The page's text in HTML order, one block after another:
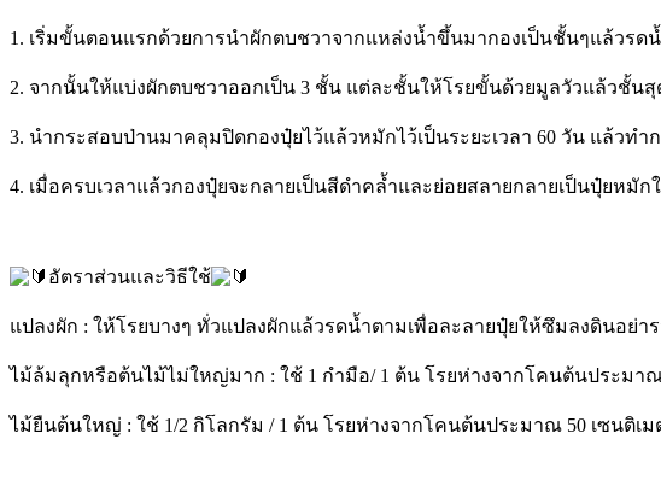
1. เริ่มขั้นตอนแรกด้วยการนำผักตบชวาจากแหล่งน้ำขึ้นมากองเป็นชั้นๆแล้วร
2. จากนั้นให้แบ่งผักตบชวาออกเป็น 3 ชั้น แต่ละชั้นให้โรยขั้นด้วยมูลวัวแล้วชั้น
3. นำกระสอบป่านมาคลุมปิดกองปุ๋ยไว้แล้วหมักไว้เป็นระยะเวลา 60 วัน แล้วทำ
4. เมื่อครบเวลาแล้วกองปุ๋ยจะกลายเป็นสีดำคล้ำและย่อยสลายกลายเป็นปุ๋ยหมั
อัตราส่วนและวิธีใช้
แปลงผัก : ให้โรยบางๆ ทั่วแปลงผักแล้วรดน้ำตามเพื่อละลายปุ๋ยให้ซึมลงดินอย่าร
ไม้ล้มลุกหรือต้นไม้ไม่ใหญ่มาก : ใช้ 1 กำมือ/ 1 ต้น โรยห่างจากโคนต้นประมาณ
ไม้ยืนต้นใหญ่ : ใช้ 1/2 กิโลกรัม / 1 ต้น โรยห่างจากโคนต้นประมาณ 50 เซนติเม